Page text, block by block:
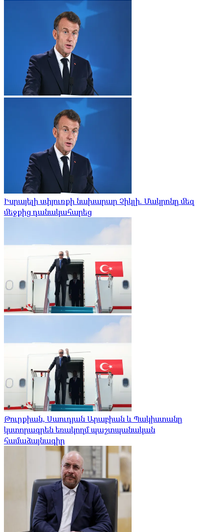
Իսրայելի սփյուռքի նախարար Չիկլի. Մակրոնը մեզ
մեջքից դանակահարեց
Թուրքիան, Սաուդյան Արաբիան և Պակիստանը
կստորագրեն եռակողմ պաշտպանական
համաձայնագիր